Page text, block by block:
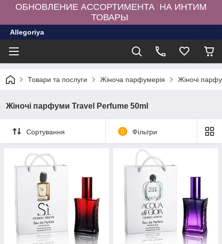
ОБНОВЛЕНИЕ АССОРТИМЕНТА НА ИНТИМ
ТОВАРЫ
Allegoriya
Товари та послуги Жіноча парфумерія Жіночі
Жіночі парфуми Travel Perfume 50ml
Сортування 0 Фільтри